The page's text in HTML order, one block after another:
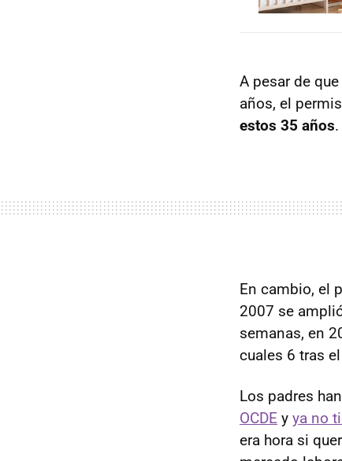
A pesar de
años, el
estos 35 años.
En cambio, el
2007 se
semanas, en
cuales 6 tras
Los padres
OCDE y ya no
era hora si